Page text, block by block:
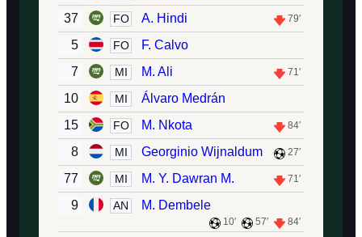
37
FO A. Hindi 79′
5 FO
F. Calvo
7
MI M. Ali 71′
10 MI
Álvaro Medrán
15
FO M. Nkota 84′
8 MI Georginio Wijnaldum 27′
77 MI M. Y. Dawran M. 71′
9 AN M. Dembele
10′ 57′ 84′